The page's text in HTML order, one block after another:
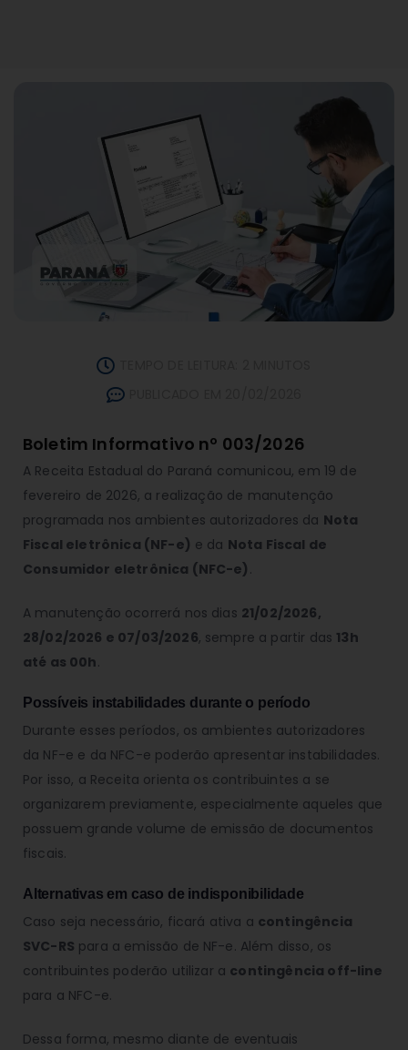
Boletim Informativo nº 003/2026
A Receita Estadual do Paraná comunicou, em 19 de
fevereiro de 2026, a realização de manutenção
programada nos ambientes autorizadores da Nota
Fiscal eletrônica (NF-e) e da Nota Fiscal de
Consumidor eletrônica (NFC-e) .
A manutenção ocorrerá nos dias 21/02/2026,
28/02/2026 e 07/03/2026, sempre a partir das 13h
até as 00h.
Possíveis instabilidades durante o período
Durante esses períodos, os ambientes autorizadores
da NF-e e da NFC-e poderão apresentar instabilidades.
Por isso, a Receita orienta os contribuintes a se
organizarem previamente, especialmente aqueles que
possuem grande volume de emissão de documentos
fiscais.
Alternativas em caso de indisponibilidade
Caso seja necessário, ficará ativa a contingência
SVC-RS para a emissão de NF-e. Além disso, os
contribuintes poderão utilizar a contingência off-line
para a NFC-e.
Dessa forma, mesmo diante de eventuais